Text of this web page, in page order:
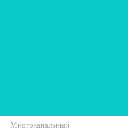
Многоканальный